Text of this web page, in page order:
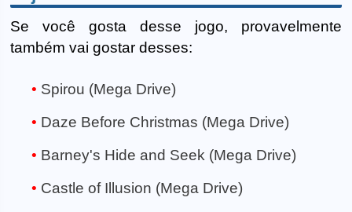
Se você gosta desse jogo, provavelmente
também vai gostar desses:
Spirou (Mega Drive)
Daze Before Christmas (Mega Drive)
Barney's Hide and Seek (Mega Drive)
Castle of Illusion (Mega Drive)